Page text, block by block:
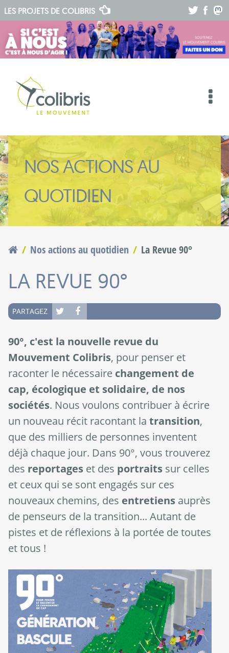
LES PROJETS DE COLIBRIS
NOS ACTIONS AU
QUOTIDIEN
Nos actions au quotidien La Revue 90°
LA REVUE 90°
PARTAGEZ
90°, c'est la nouvelle revue du
Mouvement Colibris, pour penser et
raconter le nécessaire changement de
cap, écologique et solidaire, de nos
sociétés. Nous voulons contribuer à écrire
un nouveau récit racontant la transition,
que des milliers de personnes inventent
déjà chaque jour. Dans 90°, vous trouverez
des reportages et des portraits sur celles
et ceux qui se sont engagés sur ces
nouveaux chemins, des entretiens auprès
de penseurs de la transition... Autant de
pistes et de réflexions à la portée de toutes
et tous !